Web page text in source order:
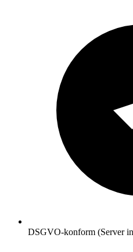
DSGVO-konform (Server